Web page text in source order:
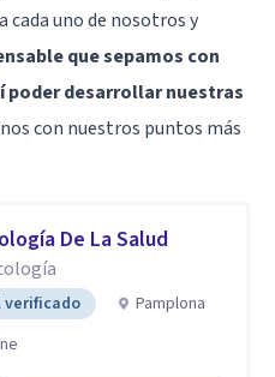
cada uno de nosotros y
que sepamos con
poder desarrollar nuestras
con nuestros puntos más
De La Salud
verificado
Pamplona